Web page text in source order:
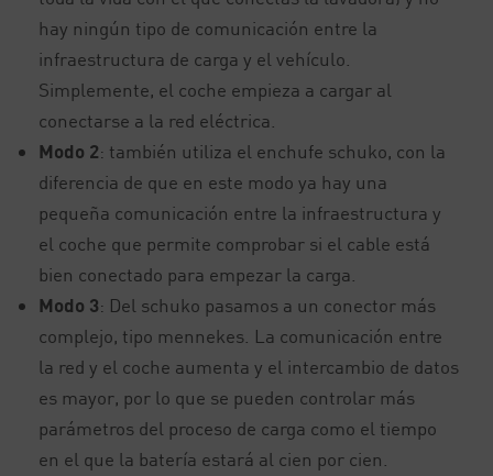
hay ningún tipo de comunicación entre la
infraestructura de carga y el vehículo.
Simplemente, el coche empieza a cargar al
conectarse a la red eléctrica.
Modo 2: también utiliza el enchufe schuko, con la
diferencia de que en este modo ya hay una
pequeña comunicación entre la infraestructura y
el coche que permite comprobar si el cable está
bien conectado para empezar la carga.
Modo 3: Del schuko pasamos a un conector más
complejo, tipo mennekes. La comunicación entre
la red y el coche aumenta y el intercambio de datos
es mayor, por lo que se pueden controlar más
parámetros del proceso de carga como el tiempo
en el que la batería estará al cien por cien.